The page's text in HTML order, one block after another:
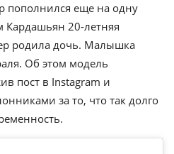
пополнился еще на одну
Кардашьян 20-летняя
родила дочь. Малышка
Об этом модель
пост в Instagram и
за то, что так долго